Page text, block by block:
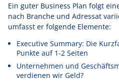
Ein guter Business Plan folgt
nach Branche und Adressat
umfasst er folgende Elemente:
Executive Summary: Die
Punkte auf 1-2 Seiten
Unternehmen und
verdienen wir Geld?